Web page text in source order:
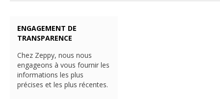
ENGAGEMENT DE
TRANSPARENCE
Chez Zeppy, nous nous
engageons à vous fournir les
informations les plus
précises et les plus récentes.